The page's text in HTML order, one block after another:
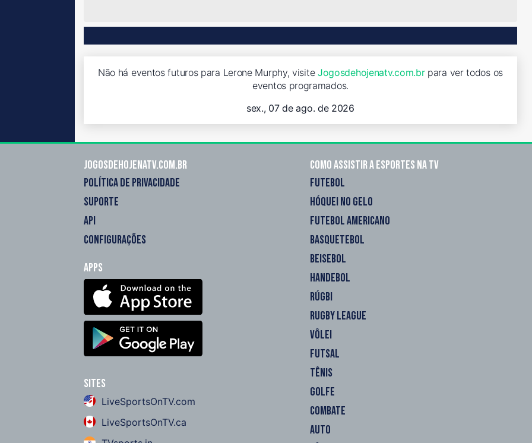
Não há eventos futuros para Lerone Murphy, visite Jogosdehojenatv.com.brpara ver todos os
eventos programados.
sex., 07 de ago. de 2026
Jogosdehojenatv.com.br
POLÍTICA DE PRIVACIDADE
SUPORTE
API
CONFIGURAÇÕES
Apps
Sites
LiveSportsOnTV.com
LiveSportsOnTV.ca
Como assistir a esportes na TV
FUTEBOL
HÓQUEI NO GELO
FUTEBOL AMERICANO
BASQUETEBOL
BEISEBOL
HANDEBOL
RÚGBI
RUGBY LEAGUE
VÔLEI
FUTSAL
TÊNIS
GOLFE
COMBATE
AUTO